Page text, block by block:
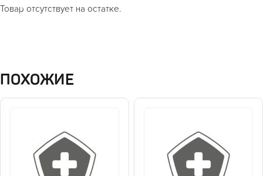
Товар отсутствует на остатке.
ПОХОЖИЕ